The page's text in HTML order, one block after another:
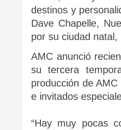
destinos y
Dave Chapelle,
por su ciudad natal,
AMC anunció
su tercera
producción de
e invitados
“Hay muy pocas